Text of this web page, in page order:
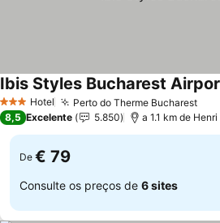
3 EstrelasHotel Perto do Therme Bucharest
Ibis Styles Bucharest
8,5 Excelente 5.850 a 1.1 km de
De € 79
Consulte os preços de 6 sites